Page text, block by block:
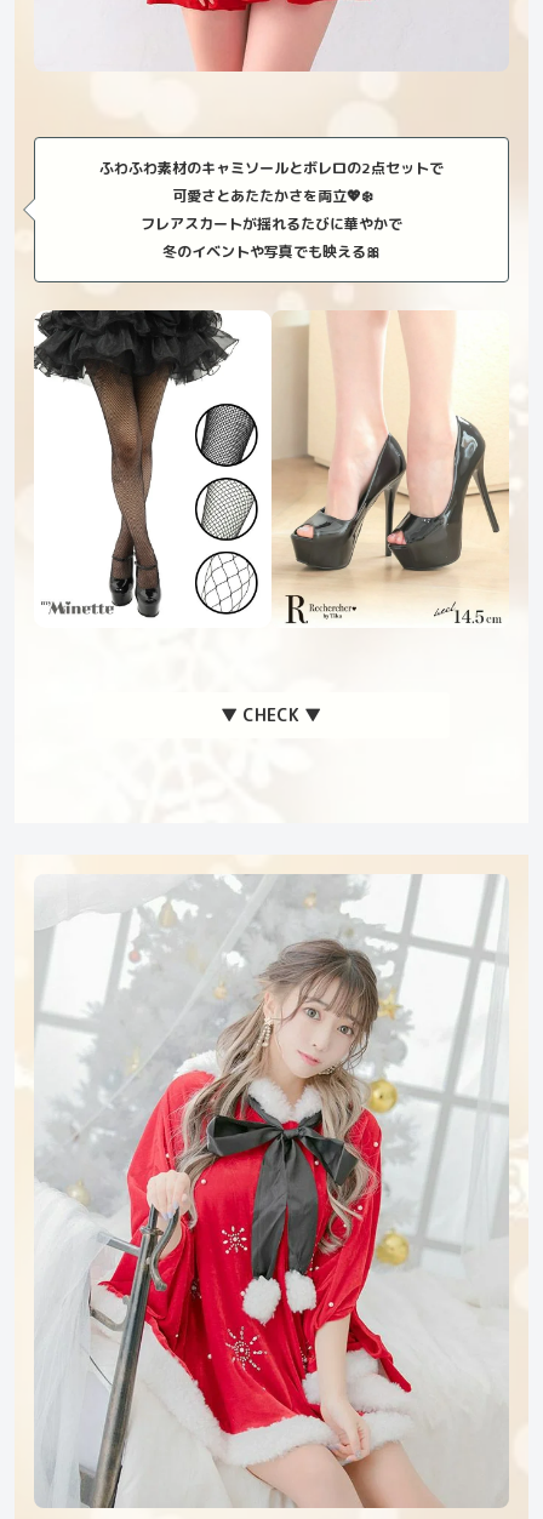
ふわふわ素材のキャミソールとボレロの2点セットで
可愛さとあたたかさを両立💖❄️
フレアスカートが揺れるたびに華やかで
冬のイベントや写真でも映える🎀
▼ CHECK ▼